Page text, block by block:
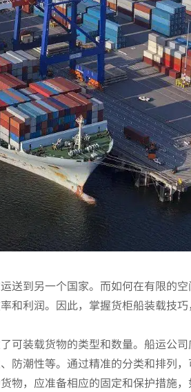
送到另一个国家。而如何在有限的空
利润。因此，掌握货柜船装载技巧，
可装载货物的类型和数量。船运公司
防潮性等。通过精准的分类和排列，
物，应准备相应的固定和保护措施，